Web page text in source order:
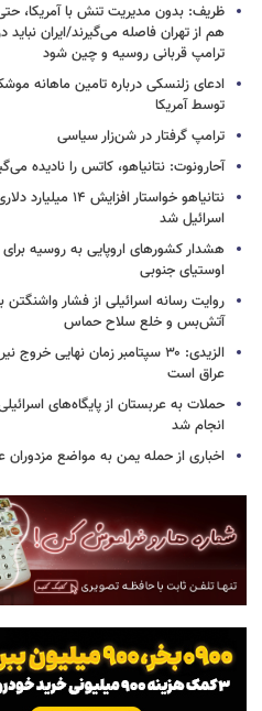
ظریف: بدون مدیریت تنش با آمریکا،
هم از تهران فاصله می‌گیرند/ایران نباید
ترامپ قربانی روسیه و چین شود
ادعای زلنسکی درباره تامین ماهانه
توسط آمریکا
ترامپ گرفتار در شن‌زار سیاسی
آحارونوت: نتانیاهو، کاتس را نادیده
نتانیاهو خواستار
اسرائیل شد
هشدار کشورهای اروپایی به روسیه
اوستیای جنوبی
روایت رسانه اسرائیلی از فشار واشنگتن
آتش‌بس و خلع سلاح حماس
الزیدی: ۳۰ سپتامبر زمان نهایی
عراق است
حملات به عربستان از پایگاه‌های
انجام شد
اخباری از حمله یمن به مواضع مزدوران